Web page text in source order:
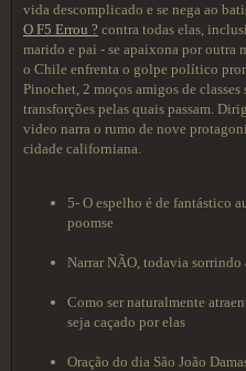
vida descomplicado e se nega ao
O F5 Errou ? contra todas elas,
marido e pai - se apaixona por outra
o Chile enfrenta o golpe político
Pinochet, 2 moços amigos de
transforções pelas quais passam.
video narra o rumo de nove
cidade californiana.
5- O espelho é de fantástico
poomse
Narrar NÃO, todavia sorrindo
Como ser naturalmente
seja caçado por elas
Oração do dia São João